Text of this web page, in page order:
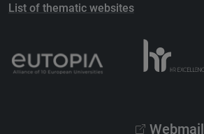
List of thematic websites
Webmail